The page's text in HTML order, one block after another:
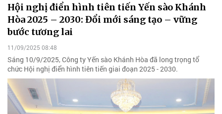
Hội nghị điển hình tiên tiến Yến sào Khánh
Hòa 2025 – 2030: Đổi mới sáng tạo – vững
bước tương lai
11/09/2025 08:48
Sáng 10/9/2025, Công ty Yến sào Khánh Hòa đã long trọng tổ
chức Hội nghị điển hình tiên tiến giai đoạn 2025 - 2030.